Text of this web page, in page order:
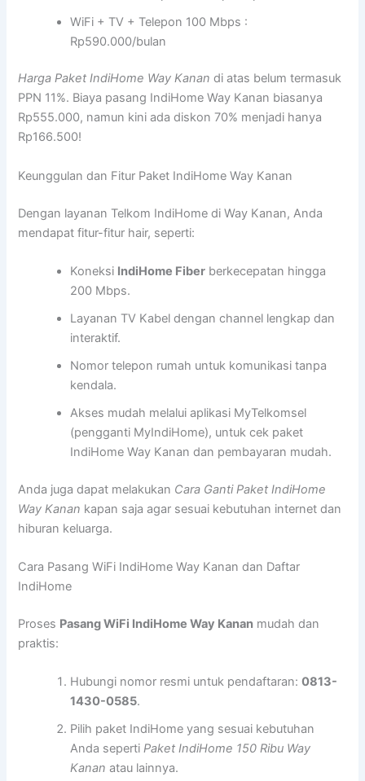
WiFi + TV + Telepon 100 Mbps :
Rp590.000/bulan
Harga Paket IndiHome Way Kanan di atas belum termasuk
PPN 11%. Biaya pasang IndiHome Way Kanan biasanya
Rp555.000, namun kini ada diskon 70% menjadi hanya
Rp166.500!
Keunggulan dan Fitur Paket IndiHome Way Kanan
Dengan layanan Telkom IndiHome di Way Kanan, Anda
mendapat fitur-fitur hair, seperti:
Koneksi IndiHome Fiber berkecepatan hingga
200 Mbps.
Layanan TV Kabel dengan channel lengkap dan
interaktif.
Nomor telepon rumah untuk komunikasi tanpa
kendala.
Akses mudah melalui aplikasi MyTelkomsel
(pengganti MyIndiHome), untuk cek paket
IndiHome Way Kanan dan pembayaran mudah.
Anda juga dapat melakukan Cara Ganti Paket IndiHome
Way Kanan kapan saja agar sesuai kebutuhan internet dan
hiburan keluarga.
Cara Pasang WiFi IndiHome Way Kanan dan Daftar
IndiHome
Proses Pasang WiFi IndiHome Way Kanan mudah dan
praktis:
Hubungi nomor resmi untuk pendaftaran:0813-
1430-0585.
Pilih paket IndiHome yang sesuai kebutuhan
Anda sepertiPaket IndiHome 150 Ribu Way
Kanan atau lainnya.